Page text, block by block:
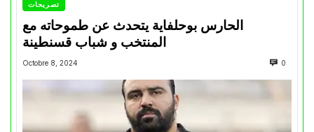
تصريحات
الحارس بوحلفاية يتحدث عن طموحاته مع
المنتخب و شباب قسنطينة
Octobre 8, 2024 0